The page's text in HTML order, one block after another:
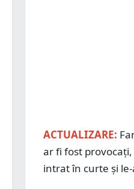
ACTUALIZARE:
ar fi fost
intrat în curte și